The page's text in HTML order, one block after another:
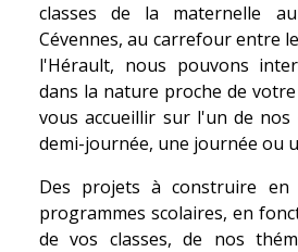
classes de la maternelle
Cévennes, au carrefour entre
l'Hérault, nous pouvons
dans la nature proche de
vous accueillir sur l'un de
demi-journée, une journée ou
Des projets à construire en
programmes scolaires, en
de vos classes, de nos